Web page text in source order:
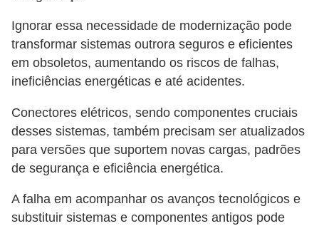
Ignorar essa necessidade de modernização pode
transformar sistemas outrora seguros e eficientes
em obsoletos, aumentando os riscos de falhas,
ineficiências energéticas e até acidentes.
Conectores elétricos, sendo componentes cruciais
desses sistemas, também precisam ser atualizados
para versões que suportem novas cargas, padrões
de segurança e eficiência energética.
A falha em acompanhar os avanços tecnológicos e
substituir sistemas e componentes antigos pode